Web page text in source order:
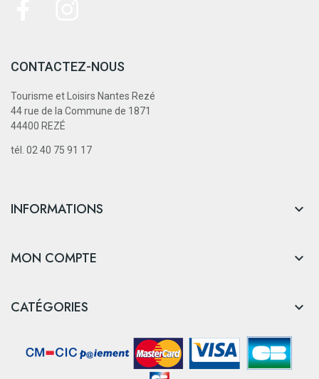
CONTACTEZ-NOUS
Tourisme et Loisirs Nantes Rezé
44 rue de la Commune de 1871
44400 REZÉ
tél. 02 40 75 91 17
INFORMATIONS 
MON COMPTE 
CATÉGORIES 